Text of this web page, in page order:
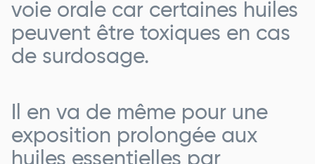
voie orale car certaines huiles
peuvent être toxiques en cas
de surdosage.
Il en va de même pour une
exposition prolongée aux